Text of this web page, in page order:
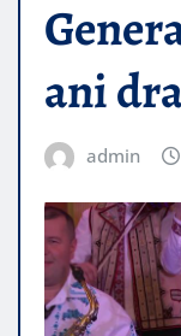
ani
admin